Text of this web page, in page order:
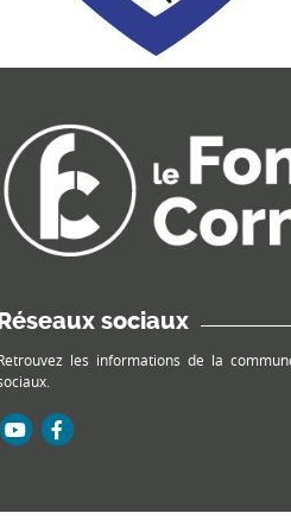
sociaux
les informations de la